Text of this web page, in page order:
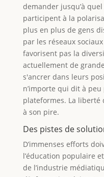
demander jusqu’à
participent à la
plus en plus de gens
par les réseaux
favorisent pas la
actuellement de
s'ancrer dans leurs
n’importe qui dit à
plateformes. La liberté
à son pire.
Des pistes de
D’immenses efforts
l’éducation populaire
de l’industrie